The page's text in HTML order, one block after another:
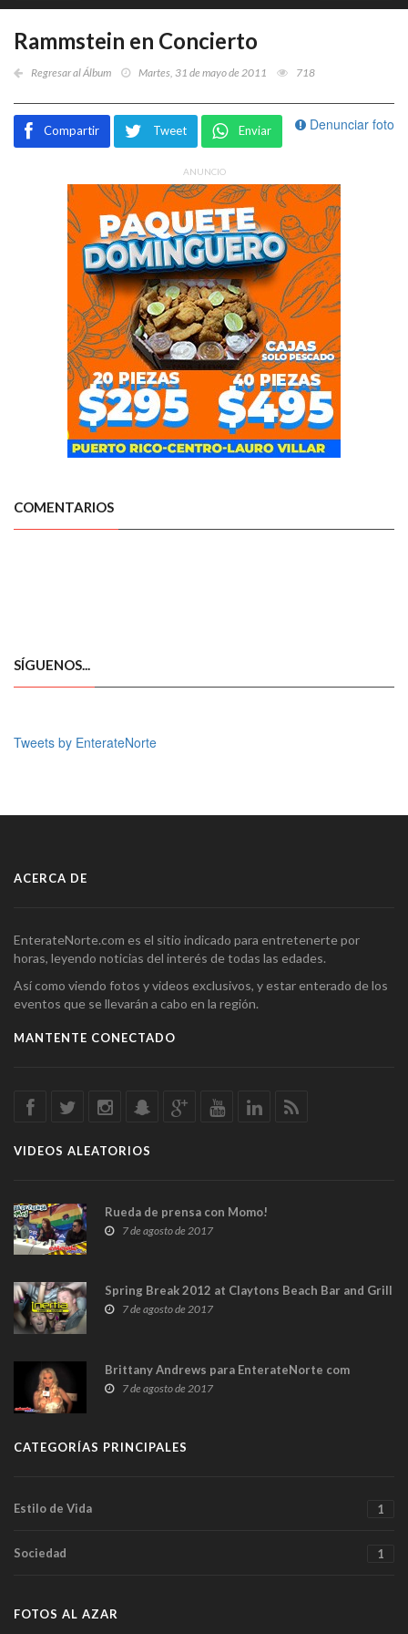
Rammstein en Concierto
Regresar al Álbum Martes, 31 de mayo de 2011 718
Denunciar foto
Compartir Tweet Enviar
ANUNCIO
COMENTARIOS
SÍGUENOS...
Tweets by EnterateNorte
ACERCA DE
EnterateNorte.com es el sitio indicado para entretenerte por
horas, leyendo noticias del interés de todas las edades.
Así como viendo fotos y videos exclusivos, y estar enterado de los
eventos que se llevarán a cabo en la región.
MANTENTE CONECTADO
VIDEOS ALEATORIOS
Rueda de prensa con Momo!
7 de agosto de 2017
Spring Break 2012 at Claytons Beach Bar and Grill
7 de agosto de 2017
Brittany Andrews para EnterateNorte com
7 de agosto de 2017
CATEGORÍAS PRINCIPALES
Estilo de Vida 1
Sociedad 1
FOTOS AL AZAR